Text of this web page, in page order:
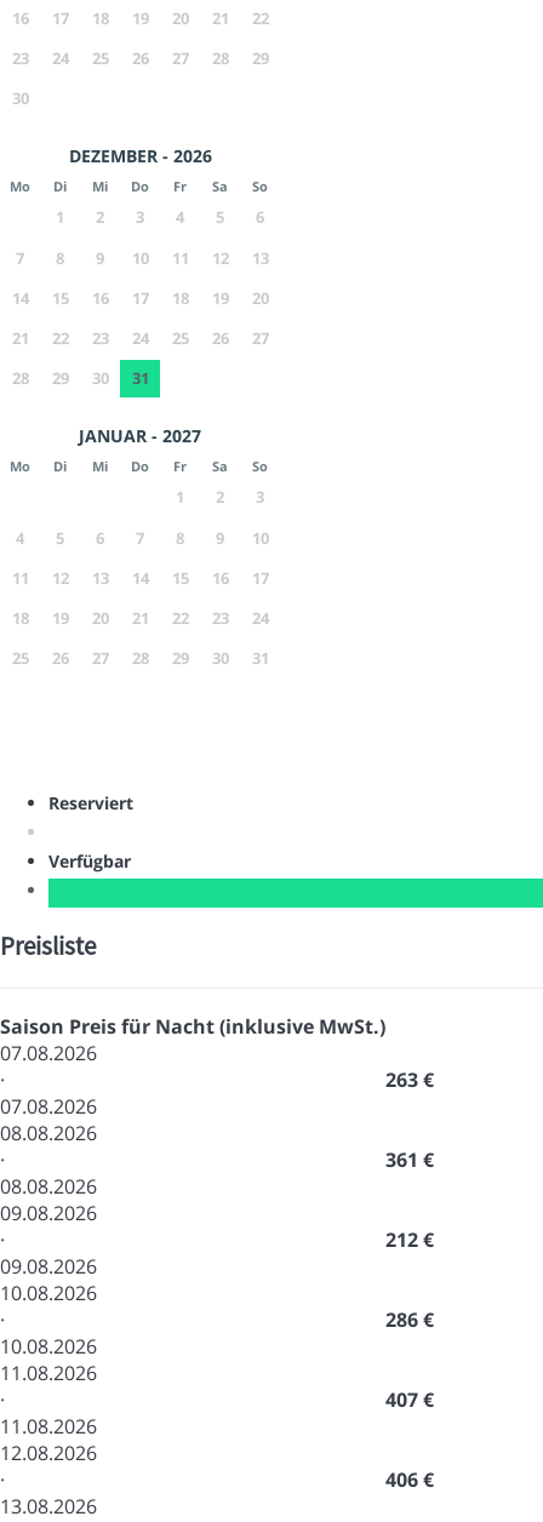
16
17 18 19 20 21
22
23
24 25 26 27 28
29
30
DEZEMBER - 2026
Mo Di Mi Do Fr Sa So
1 2 3 4 5
6
7
8 9 10 11 12
13
14
15 16 17 18 19
20
21
22 23 24 25 26
27
28
29 30 31
JANUAR - 2027
Mo Di Mi Do Fr Sa So
1 2
3
4
5 6 7 8 9
10
11
12 13 14 15 16
17
18
19 20 21 22 23
24
25
26 27 28 29 30 31
Reserviert
Verfügbar
Preisliste
Saison Preis für Nacht (inklusive MwSt.)
07.08.2026
·
07.08.2026
263 €
08.08.2026
·
08.08.2026
361 €
09.08.2026
·
09.08.2026
212 €
10.08.2026
·
10.08.2026
286 €
11.08.2026
·
11.08.2026
407 €
12.08.2026
·
13.08.2026
406 €